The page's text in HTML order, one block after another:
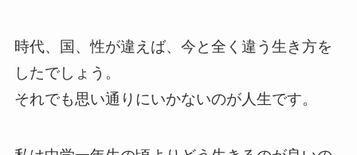
時代、国、性が違えば、今と全く違う生き方を
したでしょう。
それでも思い通りにいかないのが人生です。